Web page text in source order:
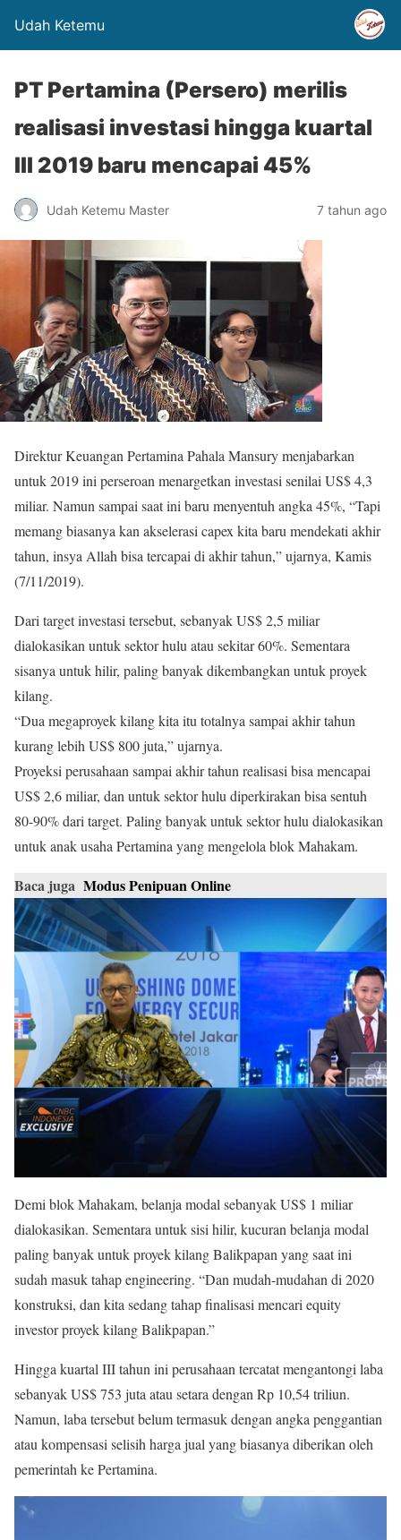
Udah Ketemu
PT Pertamina (Persero) merilis
realisasi investasi hingga kuartal
III 2019 baru mencapai 45%
Udah Ketemu Master 7 tahun ago
Direktur Keuangan Pertamina Pahala Mansury menjabarkan
untuk 2019 ini perseroan menargetkan investasi senilai US$ 4,3
miliar. Namun sampai saat ini baru menyentuh angka 45%, “Tapi
memang biasanya kan akselerasi capex kita baru mendekati akhir
tahun, insya Allah bisa tercapai di akhir tahun,” ujarnya, Kamis
(7/11/2019).
Dari target investasi tersebut, sebanyak US$ 2,5 miliar
dialokasikan untuk sektor hulu atau sekitar 60%. Sementara
sisanya untuk hilir, paling banyak dikembangkan untuk proyek
kilang.
“Dua megaproyek kilang kita itu totalnya sampai akhir tahun
kurang lebih US$ 800 juta,” ujarnya.
Proyeksi perusahaan sampai akhir tahun realisasi bisa mencapai
US$ 2,6 miliar, dan untuk sektor hulu diperkirakan bisa sentuh
80-90% dari target. Paling banyak untuk sektor hulu dialokasikan
untuk anak usaha Pertamina yang mengelola blok Mahakam.
Baca juga Modus Penipuan Online
Demi blok Mahakam, belanja modal sebanyak US$ 1 miliar
dialokasikan. Sementara untuk sisi hilir, kucuran belanja modal
paling banyak untuk proyek kilang Balikpapan yang saat ini
sudah masuk tahap engineering. “Dan mudah-mudahan di 2020
konstruksi, dan kita sedang tahap finalisasi mencari equity
investor proyek kilang Balikpapan.”
Hingga kuartal III tahun ini perusahaan tercatat mengantongi laba
sebanyak US$ 753 juta atau setara dengan Rp 10,54 triliun.
Namun, laba tersebut belum termasuk dengan angka penggantian
atau kompensasi selisih harga jual yang biasanya diberikan oleh
pemerintah ke Pertamina.